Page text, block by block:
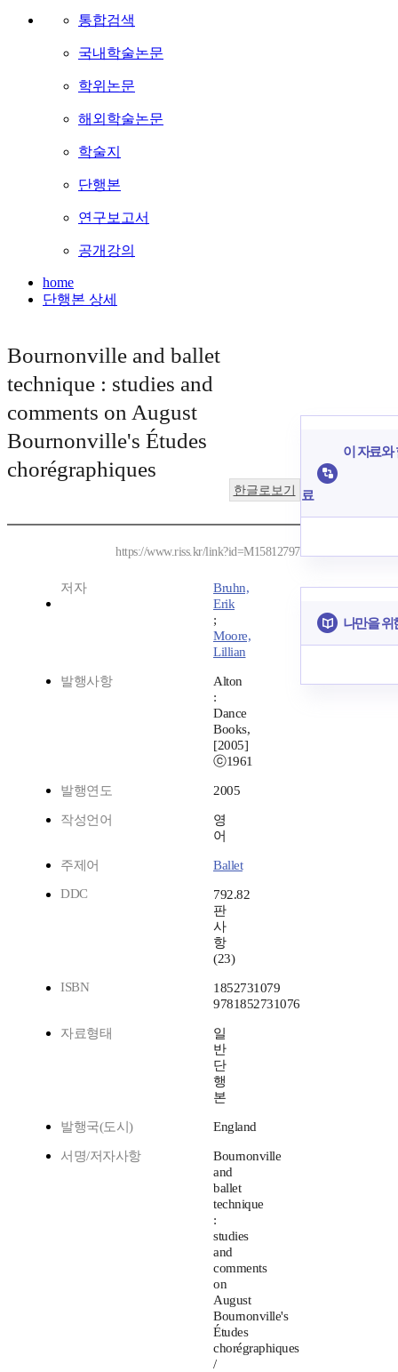
통합검색
국내학술논문
학위논문
해외학술논문
학술지
단행본
연구보고서
공개강의
home
단행본 상세
Bournonville and ballet
technique : studies and
comments on August
Bournonville's Études
chorégraphiques
한글로보기
https://www.riss.kr/link?id=M15812797
저자
Bruhn,
Erik
;
Moore,
Lillian
발행사항
Alton
:
Dance
Books,
[2005]
ⓒ1961
발행연도 2005
작성언어
영
어
주제어
Ballet
DDC
792.82
판
사
항
(23)
ISBN
1852731079
9781852731076
자료형태
일
반
단
행
본
발행국(도시) England
서명/저자사항
Bournonville
and
ballet
technique
:
studies
and
comments
on
August
Bournonville's
Études
chorégraphiques
/
이 자료와
료
나만을 위